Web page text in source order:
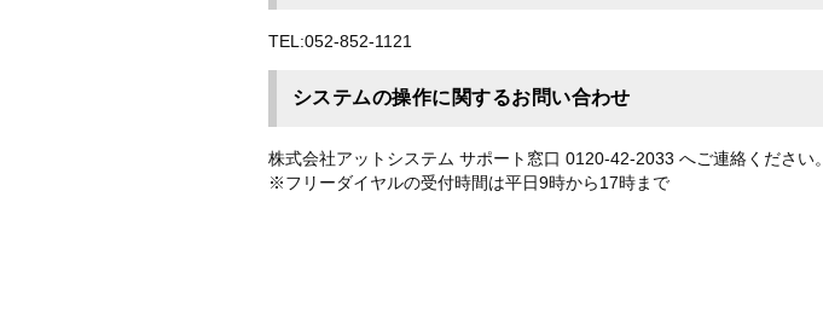
TEL:052-852-1121
システムの操作に関するお問い合わせ
株式会社アットシステム サポート窓口 0120-42-2033 へご連絡ください。
※フリーダイヤルの受付時間は平日9時から17時まで